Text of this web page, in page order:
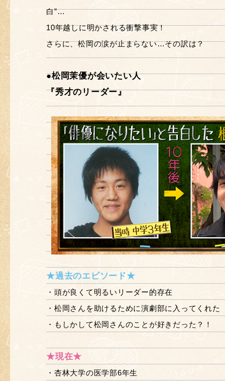
白”…
10年越しに明かされる衝撃事実！
さらに、松岡の涙が止まらない…その訳は？
●松岡茉優が会いたい人
『秀才のリーダー』
★過去のエピソード★
・頭が良くて明るいリーダー的存在
・松岡さんを助けるために演劇部に入ってくれた
・もしかして松岡さんのことが好きだった？！
★現在★
・杏林大学の医学部6年生